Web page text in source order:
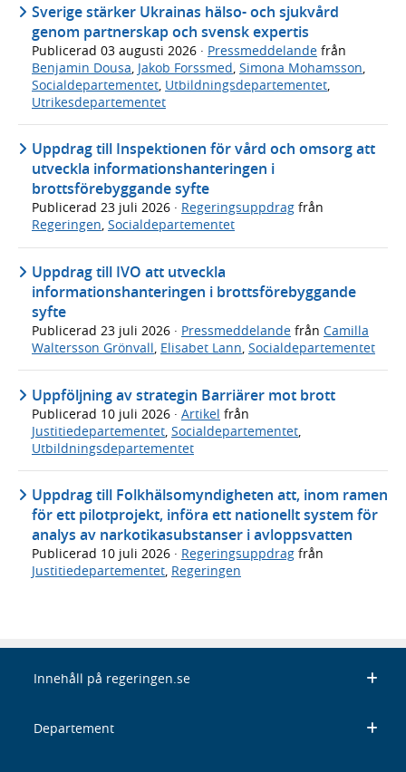
Sverige stärker Ukrainas hälso- och sjukvård
genom partnerskap och svensk expertis
Publicerad 03 augusti 2026 · Pressmeddelande från
Benjamin Dousa Jakob Forssmed Simona Mohamsson
Socialdepartementet Utbildningsdepartementet
Utrikesdepartementet
Uppdrag till Inspektionen för vård och omsorg att
utveckla informationshanteringen i
brottsförebyggande syfte
Publicerad 23 juli 2026 · Regeringsuppdrag från
Regeringen, Socialdepartementet
Uppdrag till IVO att utveckla
informationshanteringen i brottsförebyggande
syfte
Publicerad 23 juli 2026 · Pressmeddelande från Camilla
Waltersson Grönvall, Elisabet Lann, Socialdepartementet
Uppföljning av strategin Barriärer mot brott
Publicerad 10 juli 2026 · Artikel från
Justitiedepartementet Socialdepartementet
Utbildningsdepartementet
Uppdrag till Folkhälsomyndigheten att, inom ramen
för ett pilotprojekt, införa ett nationellt system för
analys av narkotikasubstanser i avloppsvatten
Publicerad 10 juli 2026 · Regeringsuppdrag från
Justitiedepartementet, Regeringen
Innehåll på regeringen.se
Departement